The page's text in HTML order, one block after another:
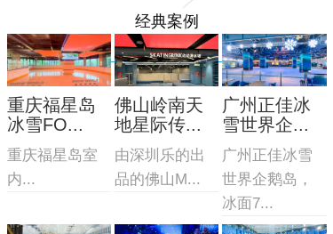
经典案例
重庆福星岛
冰雪FO...
重庆福星岛室
内...
佛山岭南天
地星际传...
由深圳乐的出
品的佛山M...
广州正佳冰
雪世界企...
广州正佳冰雪
世界企鹅岛，
冰面7...